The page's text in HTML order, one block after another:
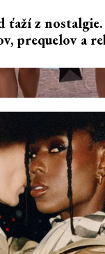
ťaží z nostalgie.
prequelov a